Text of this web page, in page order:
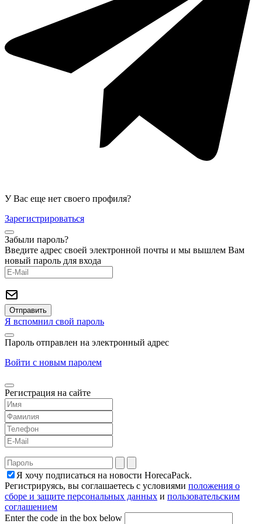
У Вас еще нет своего профиля?
Зарегистрироваться
Забыли пароль?
Введите адрес своей электронной почты и мы вышлем Вам
новый пароль для входа
Я вспомнил свой пароль
Пароль отправлен на электронный адрес
Войти с новым паролем
Регистрация на сайте
Я хочу подписаться на новости HorecaPack.
Регистрируясь, вы соглашаетесь с условиями положения о
сборе и защите персональных данных и пользовательским
соглашением
Enter the code in the box below